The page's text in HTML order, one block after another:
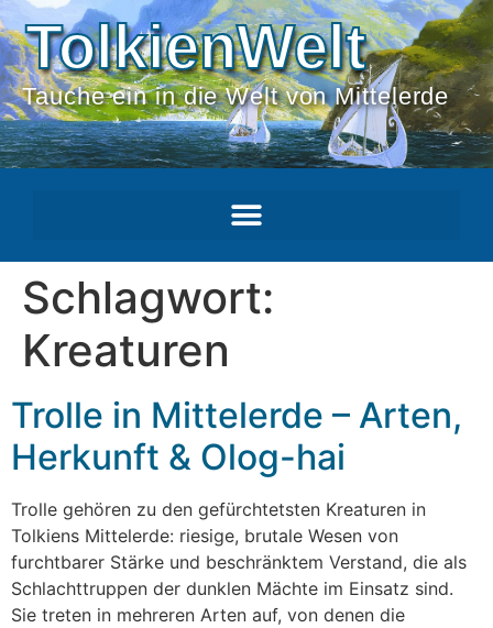
TolkienWelt
Tauche ein in die Welt von Mittelerde
Schlagwort:
Kreaturen
Trolle in Mittelerde – Arten,
Herkunft & Olog-hai
Trolle gehören zu den gefürchtetsten Kreaturen in
Tolkiens Mittelerde: riesige, brutale Wesen von
furchtbarer Stärke und beschränktem Verstand, die als
Schlachttruppen der dunklen Mächte im Einsatz sind.
Sie treten in mehreren Arten auf, von denen die